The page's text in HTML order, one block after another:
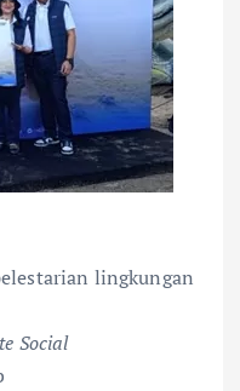
lingkungan
Social